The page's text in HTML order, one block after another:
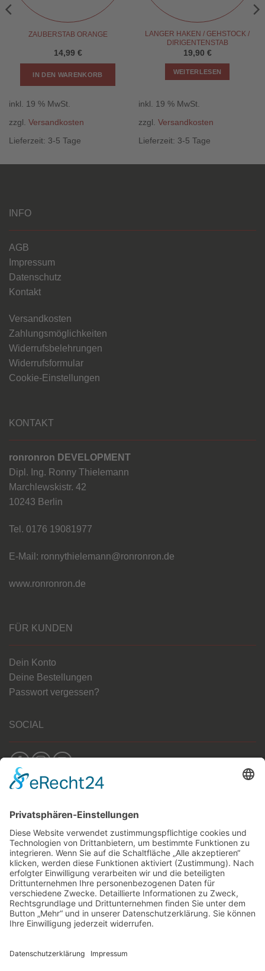
ZAUBERSTAB ORANGE
14,99 €
IN DEN WARENKORB
inkl. 19 % MwSt.
zzgl. Versandkosten
Lieferzeit: 3-5 Tage
LANGER HAKEN / GEHSTOCK /
DIRIGENTENSTAB
19,90 €
WEITERLESEN
inkl. 19 % MwSt.
zzgl. Versandkosten
Lieferzeit: 3-5 Tage
INFO
AGB
Impressum
Datenschutz
Kontakt
Versandkosten
Zahlungsmöglichkeiten
Widerrufsbelehrungen
Widerrufsformular
Cookie-Einstellungen
KONTAKT
ronronron DEVELOPMENT
Dipl. Ing. Ronny Thielemann
Marchlewskistr. 42
10243 Berlin
Tel. 0176 19081977
E-Mail: ronnythielemann@ronronron.de
www.ronronron.de
FÜR KUNDEN
Dein Konto
Deine Bestellungen
Passwort vergessen?
SOCIAL
berlin-monster-art.com